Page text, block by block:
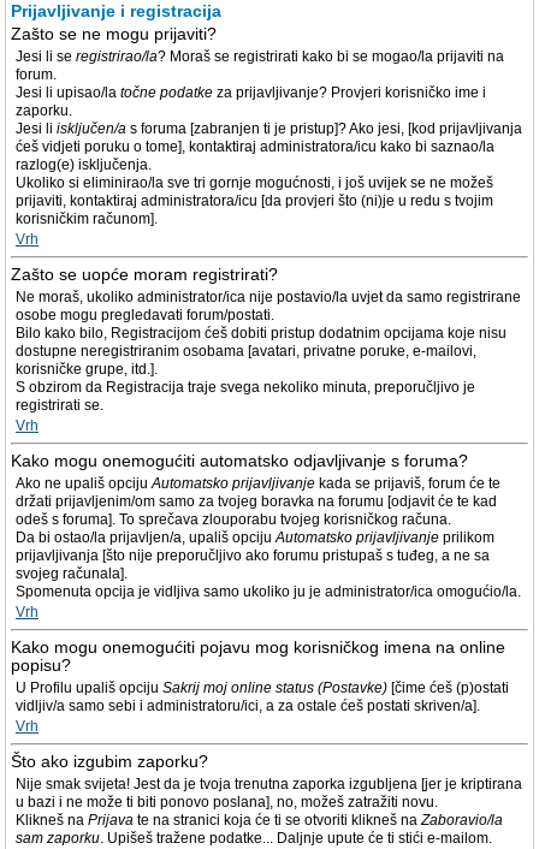
Prijavljivanje i registracija
Zašto se ne mogu prijaviti?
Jesi li se registrirao/la? Moraš se registrirati kako bi se mogao/la prijaviti na
forum.
Jesi li upisao/la točne podatke za prijavljivanje? Provjeri korisničko ime i
zaporku.
Jesi li isključen/a s foruma [zabranjen ti je pristup]? Ako jesi, [kod prijavljivanja
ćeš vidjeti poruku o tome], kontaktiraj administratora/icu kako bi saznao/la
razlog(e) isključenja.
Ukoliko si eliminirao/la sve tri gornje mogućnosti, i još uvijek se ne možeš
prijaviti, kontaktiraj administratora/icu [da provjeri što (ni)je u redu s tvojim
korisničkim računom].
Vrh
Zašto se uopće moram registrirati?
Ne moraš, ukoliko administrator/ica nije postavio/la uvjet da samo registrirane
osobe mogu pregledavati forum/postati.
Bilo kako bilo, Registracijom ćeš dobiti pristup dodatnim opcijama koje nisu
dostupne neregistriranim osobama [avatari, privatne poruke, e-mailovi,
korisničke grupe, itd.].
S obzirom da Registracija traje svega nekoliko minuta, preporučljivo je
registrirati se.
Vrh
Kako mogu onemogućiti automatsko odjavljivanje s foruma?
Ako ne upališ opcijuAutomatsko prijavljivanje kada se prijaviš, forum će te
držati prijavljenim/om samo za tvojeg boravka na forumu [odjavit će te kad
odeš s foruma]. To sprečava zlouporabu tvojeg korisničkog računa.
Da bi ostao/la prijavljen/a, upališ opcijuAutomatsko prijavljivanje prilikom
prijavljivanja [što nije preporučljivo ako forumu pristupaš s tuđeg, a ne sa
svojeg računala].
Spomenuta opcija je vidljiva samo ukoliko ju je administrator/ica omogućio/la.
Vrh
Kako mogu onemogućiti pojavu mog korisničkog imena na online
popisu?
U Profilu upališ opciju Sakrij moj online status (Postavke) [čime ćeš (p)ostati
vidljiv/a samo sebi i administratoru/ici, a za ostale ćeš postati skriven/a].
Vrh
Što ako izgubim zaporku?
Nije smak svijeta! Jest da je tvoja trenutna zaporka izgubljena [jer je kriptirana
u bazi i ne može ti biti ponovo poslana], no, možeš zatražiti novu.
Klikneš na Prijava te na stranici koja će ti se otvoriti klikneš naZaboravio/la
sam zaporku. Upišeš tražene podatke... Daljnje upute će ti stići e-mailom.